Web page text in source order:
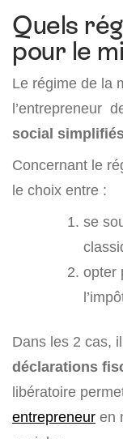
Quels
pour le
Le régime de la
l’entrepreneur
social
Concernant le
le choix entre :
se
opter
Dans les 2 cas,
déclarations
libératoire
entrepreneur en